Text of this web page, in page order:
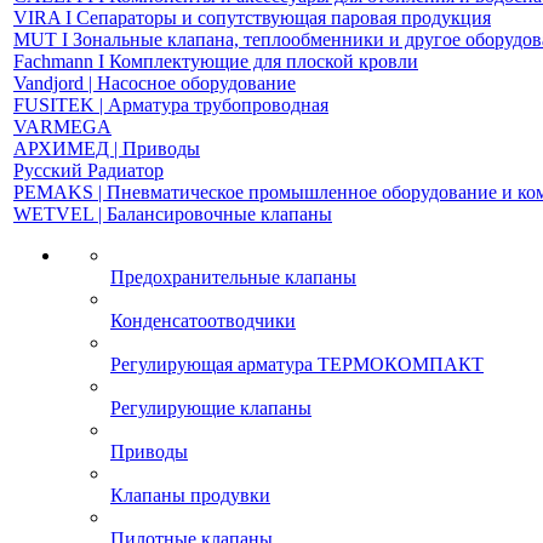
VIRA І Сепараторы и сопутствующая паровая продукция
MUT І Зональные клапана, теплообменники и другое
Fachmann І Комплектующие для плоской кровли
Vandjord | Насосное оборудование
FUSITEK | Арматура трубопроводная
VARMEGA
АРХИМЕД | Приводы
Русский Радиатор
PEMAKS | Пневматическое промышленное оборудование и
WETVEL | Балансировочные клапаны
Предохранительные клапаны
Конденсатоотводчики
Регулирующая арматура ТЕРМОКОМПАКТ
Регулирующие клапаны
Приводы
Клапаны продувки
Пилотные клапаны